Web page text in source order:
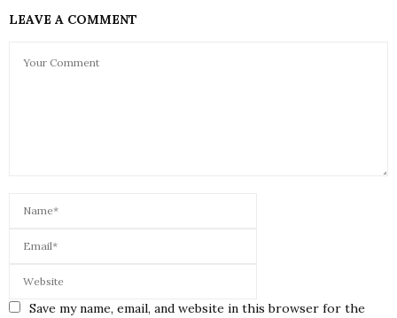
LEAVE A COMMENT
Save my name, email, and website in this browser for the